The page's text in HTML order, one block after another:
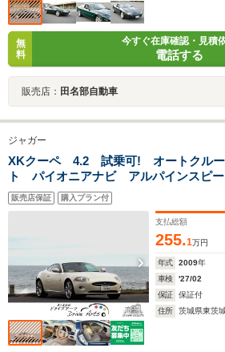
無
料
今すぐ在庫確認・見積
電話する
販売店： 田名部自動車
ジャガー
XKクーペ 4.2 試乗可! オートクル
ト パイオニアナビ アルパインスピ
レコ レーダー探知機 シートヒーター
ー TV CD 電動シート オートエア
販売店保証 購入プラン付
支払総額
255.1万円
年式 2009年
車検
'27/02
保証
保証付
住所
茨城県東茨